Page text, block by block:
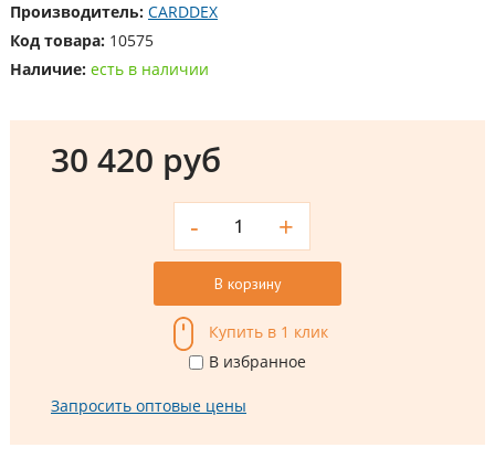
Производитель: CARDDEX
Код товара: 10575
Наличие: есть в наличии
30 420 руб
- +
В корзину
Купить в 1 клик
В избранное
Запросить оптовые цены